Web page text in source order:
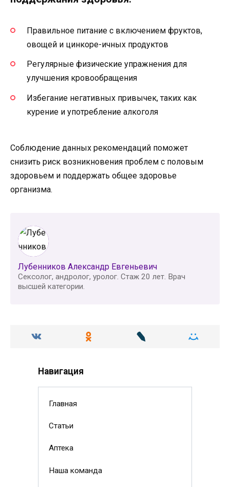
Правильное питание с включением фруктов,
овощей и цинкоре-ичных продуктов
Регулярные физические упражнения для
улучшения кровообращения
Избегание негативных привычек, таких как
курение и употребление алкоголя
Соблюдение данных рекомендаций поможет
снизить риск возникновения проблем с половым
здоровьем и поддержать общее здоровье
организма.
Лубенников Александр Евгеньевич
Сексолог, андролог, уролог. Стаж 20 лет. Врач
высшей категории.
Навигация
Главная
Статьи
Аптека
Наша команда